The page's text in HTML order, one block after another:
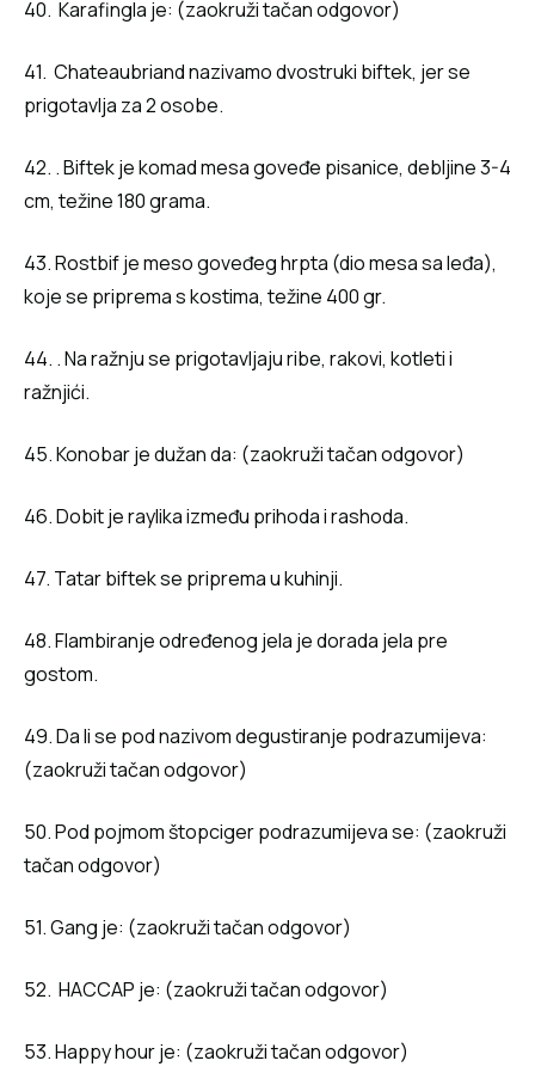
40. Karafingla je: (zaokruži tačan odgovor)
41. Chateaubriand nazivamo dvostruki biftek, jer se
prigotavlja za 2 osobe.
42. . Biftek je komad mesa goveđe pisanice, debljine 3-4
cm, težine 180 grama.
43. Rostbif je meso goveđeg hrpta (dio mesa sa leđa),
koje se priprema s kostima, težine 400 gr.
44. . Na ražnju se prigotavljaju ribe, rakovi, kotleti i
ražnjići.
45. Konobar je dužan da: (zaokruži tačan odgovor)
46. Dobit je raylika između prihoda i rashoda.
47. Tatar biftek se priprema u kuhinji.
48. Flambiranje određenog jela je dorada jela pre
gostom.
49. Da li se pod nazivom degustiranje podrazumijeva:
(zaokruži tačan odgovor)
50. Pod pojmom štopciger podrazumijeva se: (zaokruži
tačan odgovor)
51. Gang je: (zaokruži tačan odgovor)
52. HACCAP je: (zaokruži tačan odgovor)
53. Happy hour je: (zaokruži tačan odgovor)